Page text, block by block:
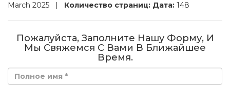
March 2025 | Количество страниц: Дата: 148
Пожалуйста, Заполните Нашу Форму, И
Мы Свяжемся С Вами В Ближайшее
Время.